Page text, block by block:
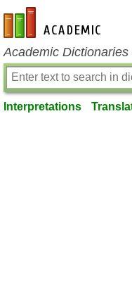
en-academic.com
Academic
Interpretations